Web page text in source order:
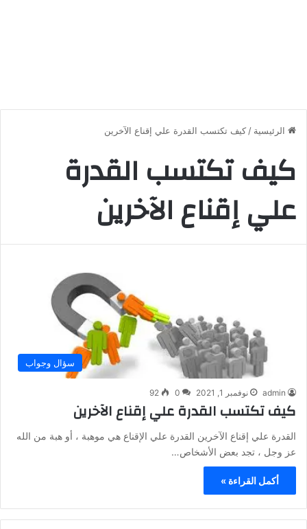
الرئيسية / كيف تكتسب القدرة علي إقناع الآخرين
كيف تكتسب القدرة
علي إقناع الآخرين
سؤال وجواب
admin نوفمبر 1, 2021 0
92
كيف تكتسب القدرة علي إقناع الآخرين
القدرة علي إقناع الآخرين القدرة علي الإقناع هي موهبة ، أو هبة من الله
عز وجل ، تجد بعض الأشخاص…
أكمل القراءة »